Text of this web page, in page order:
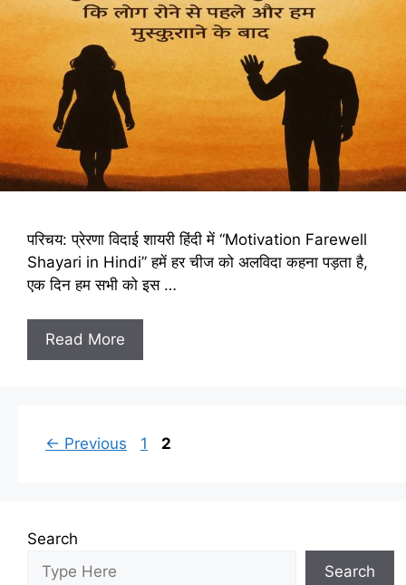
परिचय: प्रेरणा विदाई शायरी हिंदी में “Motivation Farewell
Shayari in Hindi” हमें हर चीज को अलविदा कहना पड़ता है,
एक दिन हम सभी को इस …
Read More
← Previous Page
1 Page
2
Search
Search